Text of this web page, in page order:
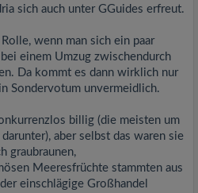
sich auch unter GGuides erfreut.
wenn man sich ein paar
einem Umzug zwischendurch
Da kommt es dann wirklich nur
Sondervotum unvermeidlich.
billig (die meisten um
aber selbst das waren sie
graubraunen,
Meeresfrüchte stammten aus
einschlägige Großhandel